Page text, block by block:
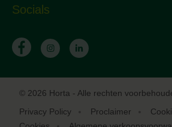
Socials
© 2026 Horta - Alle rechten
Privacy Policy
Proclaimer